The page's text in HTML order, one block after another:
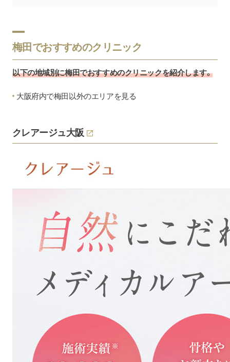
梅田でおすすめのクリニック
以下の地域別に梅田でおすすめのクリニックを紹介します。
大阪府内で梅田以外のエリアを見る
クレアージュ大阪